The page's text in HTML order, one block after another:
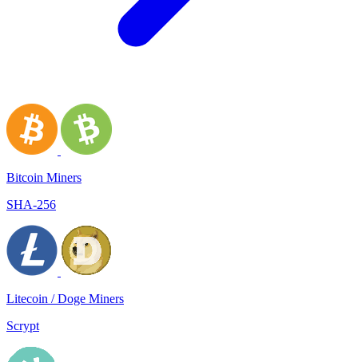
Bitcoin Miners
SHA-256
Litecoin / Doge Miners
Scrypt